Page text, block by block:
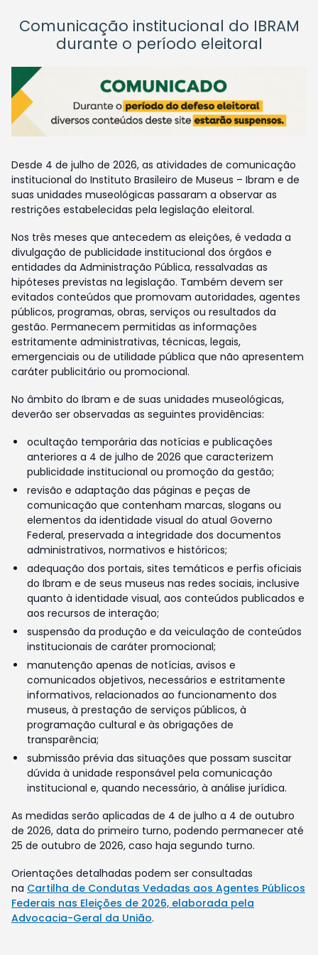
Comunicação institucional do IBRAM
durante o período eleitoral
Desde 4 de julho de 2026, as atividades de comunicação
institucional do Instituto Brasileiro de Museus – Ibram e de
suas unidades museológicas passaram a observar as
restrições estabelecidas pela legislação eleitoral.
Nos três meses que antecedem as eleições, é vedada a
divulgação de publicidade institucional dos órgãos e
entidades da Administração Pública, ressalvadas as
hipóteses previstas na legislação. Também devem ser
evitados conteúdos que promovam autoridades, agentes
públicos, programas, obras, serviços ou resultados da
gestão. Permanecem permitidas as informações
estritamente administrativas, técnicas, legais,
emergenciais ou de utilidade pública que não apresentem
caráter publicitário ou promocional.
No âmbito do Ibram e de suas unidades museológicas,
deverão ser observadas as seguintes providências:
ocultação temporária das notícias e publicações
anteriores a 4 de julho de 2026 que caracterizem
publicidade institucional ou promoção da gestão;
revisão e adaptação das páginas e peças de
comunicação que contenham marcas, slogans ou
elementos da identidade visual do atual Governo
Federal, preservada a integridade dos documentos
administrativos, normativos e históricos;
adequação dos portais, sites temáticos e perfis oficiais
do Ibram e de seus museus nas redes sociais, inclusive
quanto à identidade visual, aos conteúdos publicados e
aos recursos de interação;
suspensão da produção e da veiculação de conteúdos
institucionais de caráter promocional;
manutenção apenas de notícias, avisos e
comunicados objetivos, necessários e estritamente
informativos, relacionados ao funcionamento dos
museus, à prestação de serviços públicos, à
programação cultural e às obrigações de
transparência;
submissão prévia das situações que possam suscitar
dúvida à unidade responsável pela comunicação
institucional e, quando necessário, à análise jurídica.
As medidas serão aplicadas de 4 de julho a 4 de outubro
de 2026, data do primeiro turno, podendo permanecer até
25 de outubro de 2026, caso haja segundo turno.
Orientações detalhadas podem ser consultadas
na Cartilha de Condutas Vedadas aos Agentes Públicos
Federais nas Eleições de 2026, elaborada pela
Advocacia-Geral da União.